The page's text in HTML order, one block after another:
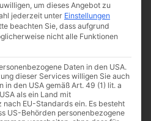
um dieses Angebot zu
jederzeit unter Einstellungen
beachten Sie, dass aufgrund
nicht alle Funktionen
Daten in den USA.
dieser Services willigen Sie auch
in den USA gemäß Art. 49 (1) lit. a
als ein Land mit
EU-Standards ein. Es besteht
US-Behörden personenbezogene